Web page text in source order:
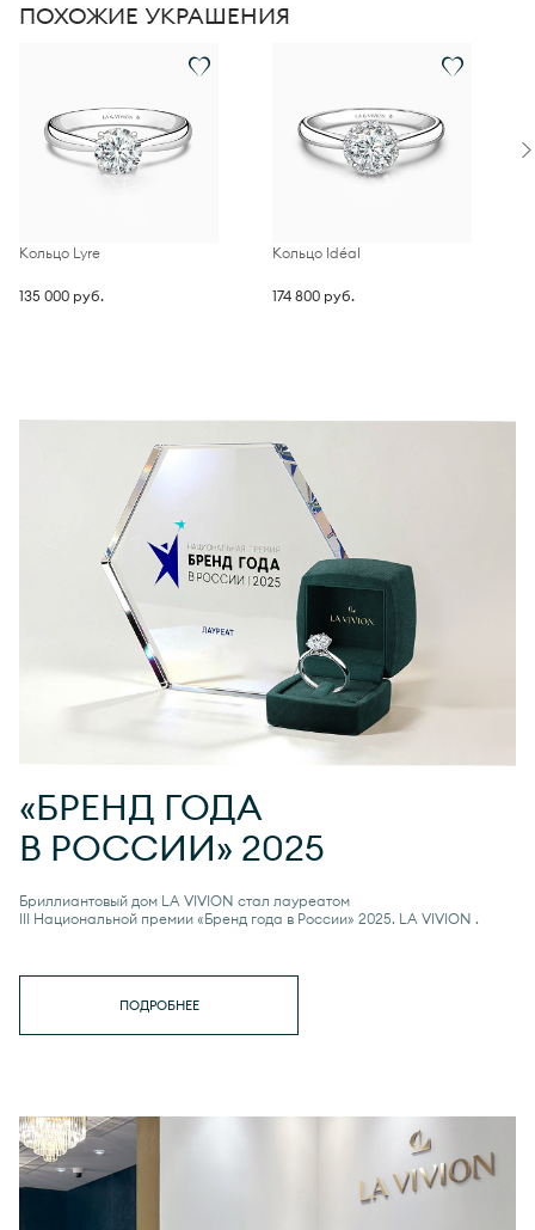
ПОХОЖИЕ УКРАШЕНИЯ
Кольцо Lyre
135 000 руб.
Кольцо Idéal
174 800 руб.
«БРЕНД ГОДА
В РОССИИ» 2025
Бриллиантовый дом LA VIVION стал лауреатом
III Национальной премии «Бренд года в России» 2025. LA VIVION .
ПОДРОБНЕЕ